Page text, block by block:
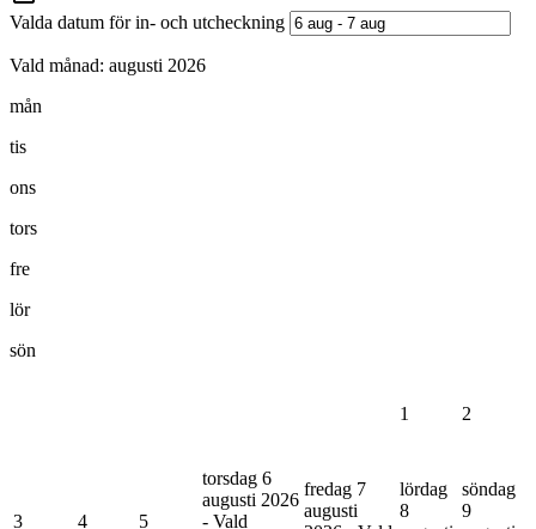
Valda datum för in- och utcheckning
Vald månad: augusti 2026
mån
tis
ons
tors
fre
lör
sön
1 2
3 4 5
torsdag 6
augusti 2026
- Vald
fredag 7
augusti
lördag
8
söndag
9